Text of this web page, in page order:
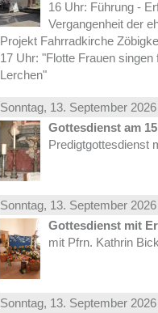
16 Uhr: Führung -
Vergangenheit der
Projekt Fahrradkirche
17 Uhr: "Flotte Frauen
Lerchen"
Sonntag, 13. September
Gottesdienst am
Predigtgottesdienst
Sonntag, 13. September
Gottesdienst mit
mit Pfrn. Kathrin
Sonntag, 13. September